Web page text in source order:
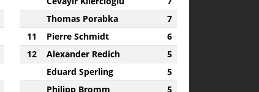
Thomas Porabka
7
11
Pierre Schmidt
6
12
Alexander Redich
5
Eduard Sperling
5
Philipp Bromm
5